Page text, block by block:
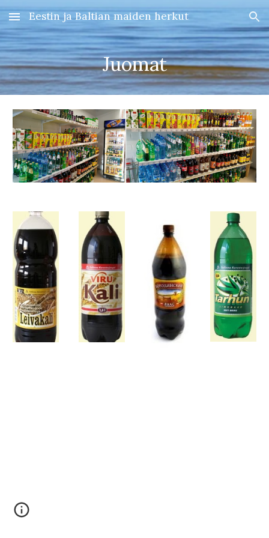
Skip to main content Skip to navigation
Eestin ja Baltian maiden herkut
Juomat